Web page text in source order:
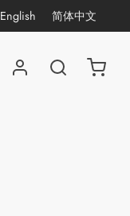
English 简体中文